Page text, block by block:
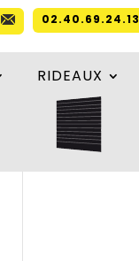
02.40.69.24.13
RIDEAUX